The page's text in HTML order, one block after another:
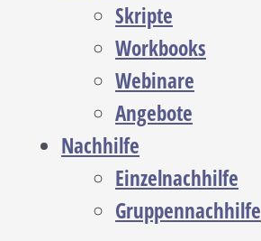
Skripte
Workbooks
Webinare
Angebote
Nachhilfe
Einzelnachhilfe
Gruppennachhilfe